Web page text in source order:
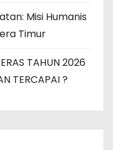
Misi Humanis
Timur
TAHUN 2026
TERCAPAI ?